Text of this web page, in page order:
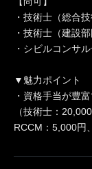
・技術士（総合
・技術士（建設部
・シビルコンサ
▼魅力ポイント
・資格手当が豊富
（技術士：
RCCM：5,000円